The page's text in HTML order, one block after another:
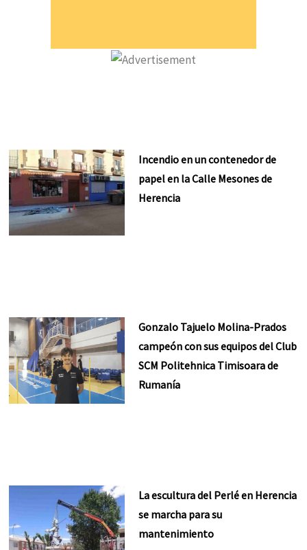
Incendio en un contenedor de
papel en la Calle Mesones de
Herencia
Gonzalo Tajuelo Molina-Prados
campeón con sus equipos del Club
SCM Politehnica Timisoara de
Rumanía
La escultura del Perlé en Herencia
se marcha para su
mantenimiento